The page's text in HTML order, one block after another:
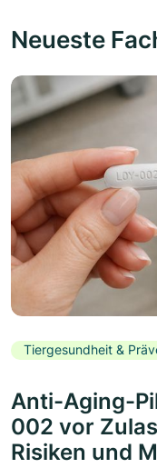
Neueste
Tiergesundheit &
Anti-Aging-
002 vor
Risiken und